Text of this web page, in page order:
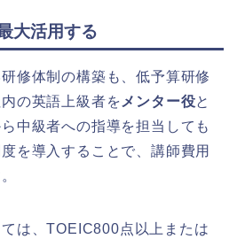
大活用する
修体制の構築も、低予算研修
の英語上級者を メンター役と
中級者への指導を担当しても
を導入することで、講師費用
は、TOEIC800点以上または